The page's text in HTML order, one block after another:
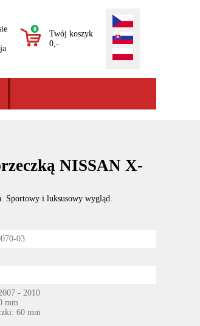
0
Twój koszyk
0,-
NISSAN X-
Sportowy i luksusowy wygląd.
03
- 2010
mm
60 mm